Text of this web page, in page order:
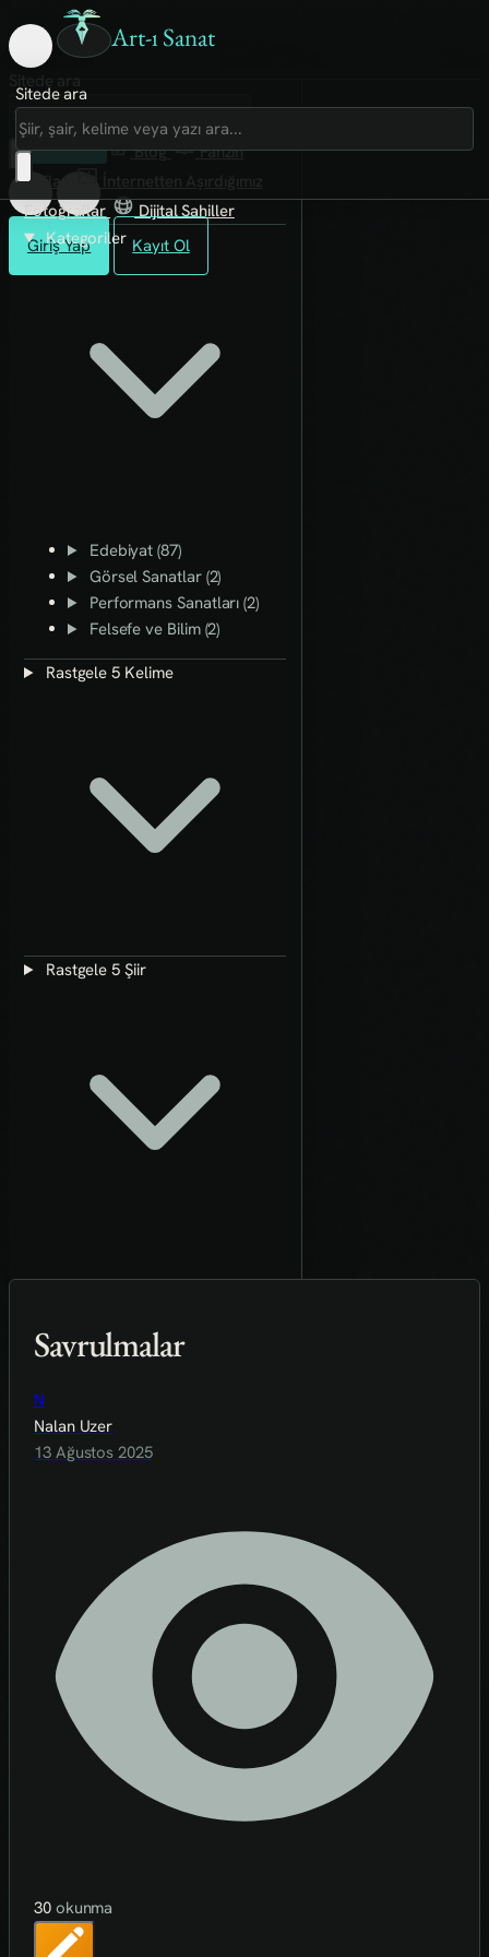
Art-ı Sanat
Giriş Yap Kayıt Ol
Sitede ara
Art-ı Sosyal
İmece
Kütüphane
Blog
Fanzin
Rafları
Fotoğraflar
Dijital Sahiller
Kategoriler
Edebiyat (87)
Görsel Sanatlar (2)
Performans Sanatları (2)
Felsefe ve Bilim (2)
Rastgele 5 Kelime
Rastgele 5 Şiir
Savrulmalar
N
Nalan Uzer
13 Ağustos 2025
30 okunma